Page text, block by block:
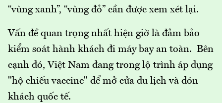
“vùng xanh”, “vùng đỏ” cần được xem xét lại.
Vấn đề quan trọng nhất hiện giờ là đảm bảo
kiểm soát hành khách đi máy bay an toàn. Bên
cạnh đó, Việt Nam đang trong lộ trình áp dụng
"hộ chiếu vaccine" để mở cửa du lịch và đón
khách quốc tế.